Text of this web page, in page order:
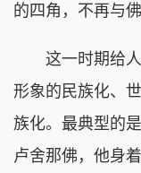
的四角，不再与
这一时期给人
形象的民族化、
族化。最典型的
卢舍那佛，他身